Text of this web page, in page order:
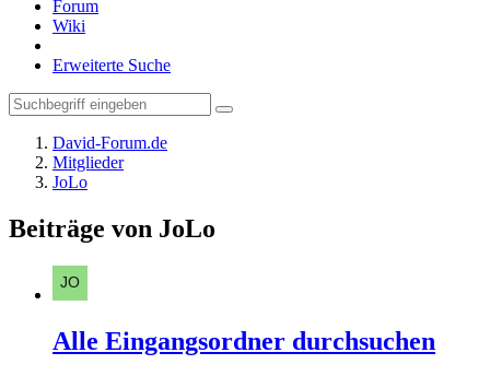
Forum
Wiki
Erweiterte Suche
David-Forum.de
Mitglieder
JoLo
Beiträge von JoLo
Alle Eingangsordner durchsuchen